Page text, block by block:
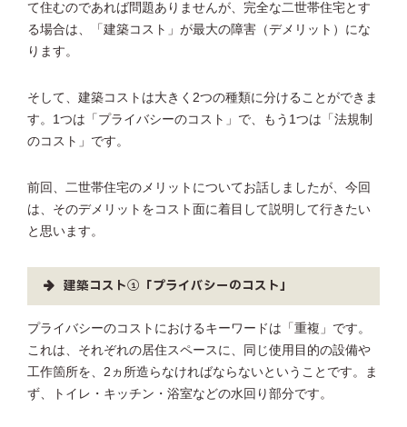
て住むのであれば問題ありませんが、完全な二世帯住宅とす
る場合は、「建築コスト」が最大の障害（デメリット）にな
ります。
そして、建築コストは大きく2つの種類に分けることができま
す。1つは「プライバシーのコスト」で、もう1つは「法規制
のコスト」です。
前回、二世帯住宅のメリットについてお話しましたが、今回
は、そのデメリットをコスト面に着目して説明して行きたい
と思います。
建築コスト①「プライバシーのコスト」
プライバシーのコストにおけるキーワードは「重複」です。
これは、それぞれの居住スペースに、同じ使用目的の設備や
工作箇所を、2ヵ所造らなければならないということです。ま
ず、トイレ・キッチン・浴室などの水回り部分です。